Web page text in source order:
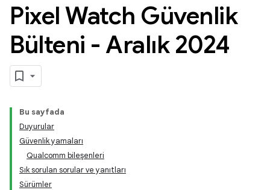
Pixel Watch Güvenlik
Bülteni - Aralık 2024
Bu sayfada
Duyurular
Güvenlik yamaları
Qualcomm bileşenleri
Sık sorulan sorular ve yanıtları
Sürümler